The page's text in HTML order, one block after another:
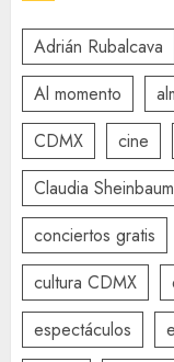
Adrián Rubalcava
Al momento
CDMX
cine
Claudia Sheinbaum
conciertos gratis
cultura CDMX
espectáculos